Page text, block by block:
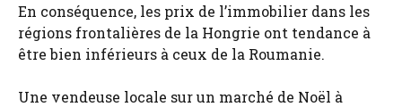
En conséquence, les prix de l’immobilier dans les
régions frontalières de la Hongrie ont tendance à
être bien inférieurs à ceux de la Roumanie.
Une vendeuse locale sur un marché de Noël à